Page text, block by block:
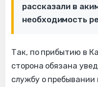
рассказали в
необходимость
Так, по прибытию в
сторона обязана
службу о